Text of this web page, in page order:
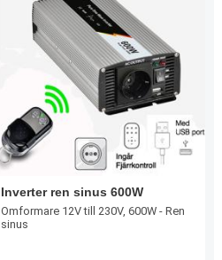
Inverter ren sinus 600W
Omformare 12V till 230V, 600W - Ren
sinus